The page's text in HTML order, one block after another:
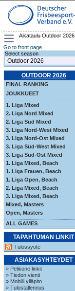
Aikataulu Outdoor 2026
Go to front page
Select season
OUTDOOR 2026
FINAL RANKING
JOUKKUEET
1. Liga Mixed
2. Liga Nord Mixed
2. Liga Süd Mixed
3. Liga Nord-West Mixed
3. Liga Nord-Ost Mixed
3. Liga Süd-West Mixed
3. Liga Süd-Ost Mixed
1. Liga Mixed, Beach
1. Liga Frauen, Beach
1. Liga Open, Beach
2. Liga Mixed, Beach
3. Liga Mixed, Beach
Mixed, Masters
Open, Masters
ALL GAMES
TAPAHTUMAN LINKIT
Tulossyöte
ASIAKASYHTEYDET
» Pelikone linkit
» Tiedon vienti
» Mobiili ylläpito
» Tulostallennus